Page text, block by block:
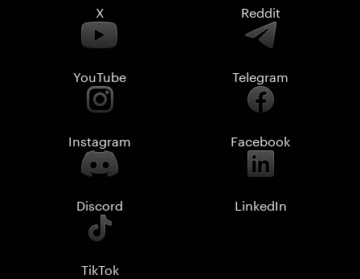
X Reddit
YouTube Telegram
Instagram Facebook
Discord LinkedIn
TikTok